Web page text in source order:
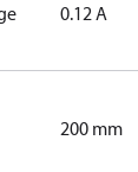
0.12 A
200 mm